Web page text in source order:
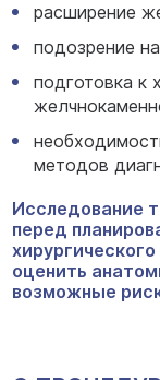
расширение
подозрение
подготовка к
методов
Исследование
перед
оценить
возможные